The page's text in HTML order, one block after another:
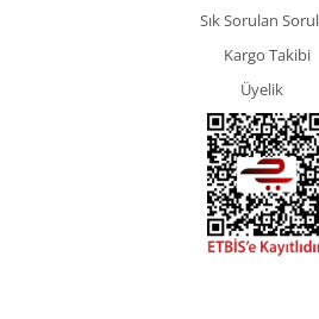
Sık Sorulan
Kargo Takibi
Üyelik